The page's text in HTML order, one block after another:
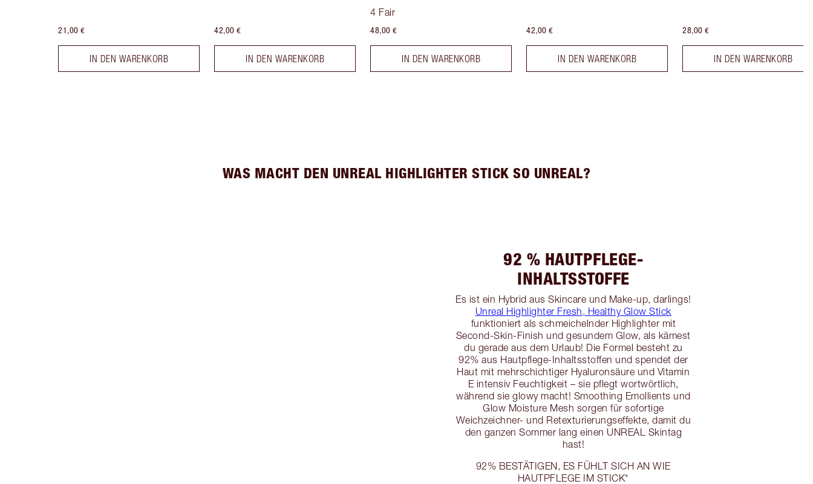
21,00 €
IN DEN WARENKORB
42,00 €
IN DEN WARENKORB
4 Fair
48,00 €
IN DEN WARENKORB
42,00 €
IN DEN WARENKORB
28,00 €
IN DEN WARENKORB
WAS MACHT DEN UNREAL HIGHLIGHTER STICK SO UNREAL?
92 % HAUTPFLEGE-
INHALTSSTOFFE
Es ist ein Hybrid aus Skincare und Make-up, darlings!
Unreal Highlighter Fresh, Healthy Glow Stick
funktioniert als schmeichelnder Highlighter mit
Second-Skin-Finish und gesundem Glow, als kämest
du gerade aus dem Urlaub! Die Formel besteht zu
92% aus Hautpflege-Inhaltsstoffen und spendet der
Haut mit mehrschichtiger Hyaluronsäure und Vitamin
E intensiv Feuchtigkeit – sie pflegt wortwörtlich,
während sie glowy macht! Smoothing Emollients und
Glow Moisture Mesh sorgen für sofortige
Weichzeichner- und Retexturierungseffekte, damit du
den ganzen Sommer lang einen UNREAL Skintag
hast!
92% BESTÄTIGEN, ES FÜHLT SICH AN WIE
HAUTPFLEGE IM STICK*